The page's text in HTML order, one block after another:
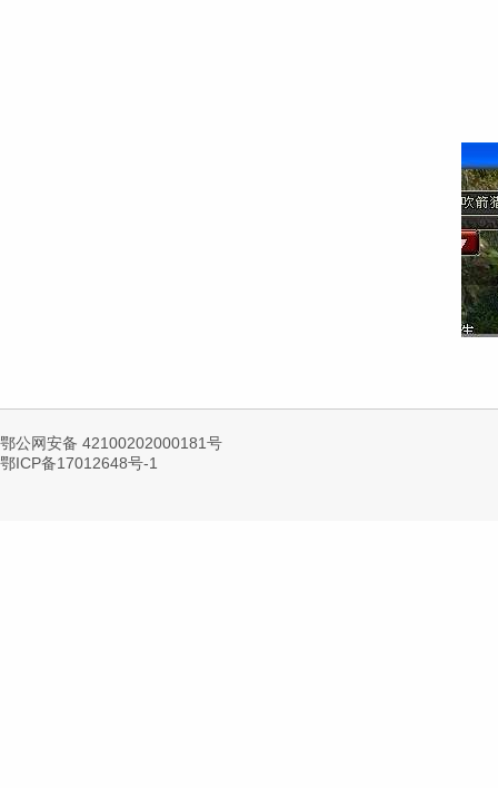
鄂公网安备 42100202000181号
鄂ICP备17012648号-1